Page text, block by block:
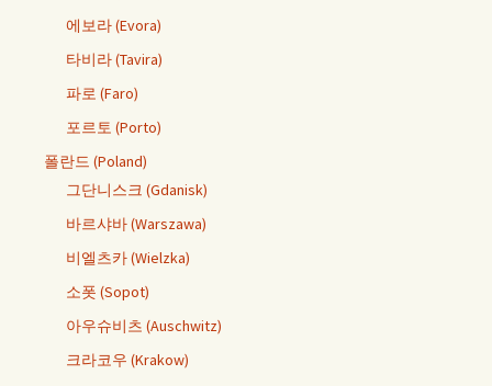
에보라 (Evora)
타비라 (Tavira)
파로 (Faro)
포르토 (Porto)
폴란드 (Poland)
그단니스크 (Gdanisk)
바르샤바 (Warszawa)
비엘츠카 (Wielzka)
소폿 (Sopot)
아우슈비츠 (Auschwitz)
크라코우 (Krakow)